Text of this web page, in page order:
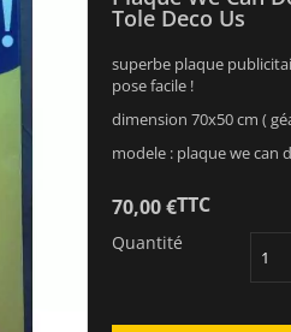
Tole Deco Us
superbe plaque
pose facile !
dimension 70x50 cm (
modele : plaque we can
70,00 €TTC
Quantité